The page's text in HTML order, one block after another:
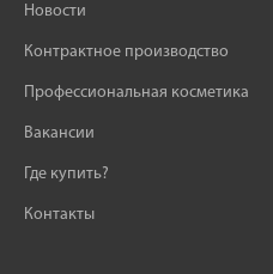
Новости
Контрактное производство
Профессиональная косметика
Вакансии
Где купить?
Контакты